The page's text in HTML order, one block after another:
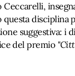
Ceccarelli,
questa disciplina
suggestiva: i
del premio "